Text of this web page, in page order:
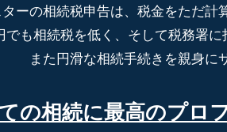
ーの相続税申告は、税金をただ計
でも相続税を低く、そして税務署に
また円滑な相続手続きを親身に
の相続に最高のプロ